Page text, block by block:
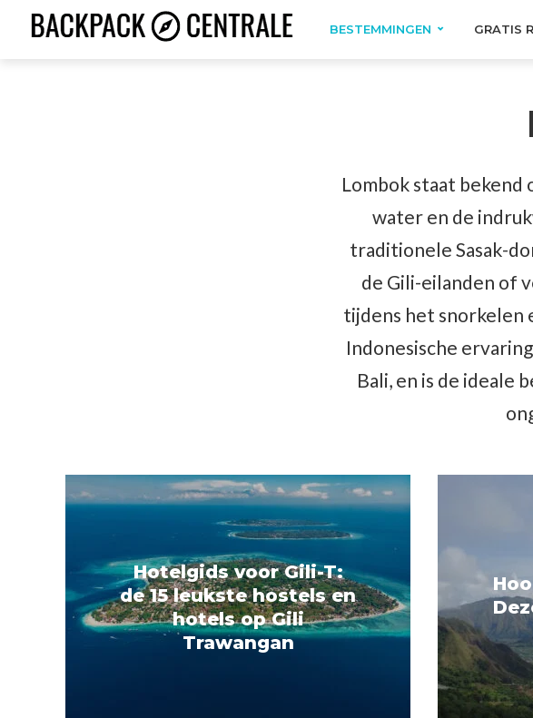
BESTEMMINGEN GRATIS
Lombok staat
water en de
traditionele Sasak-
de Gili-eilanden of
tijdens het snorkelen
Indonesische
Bali, en is de ideale
Hotelgids voor Gili-T:
de 15 leukste hostels en
hotels op Gili
Trawangan